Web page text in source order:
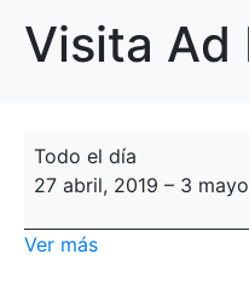
Visita Ad
Todo el día
27 abril, 2019 – 3
Ver más